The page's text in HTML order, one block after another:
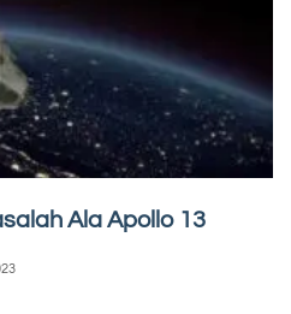
Ala Apollo 13